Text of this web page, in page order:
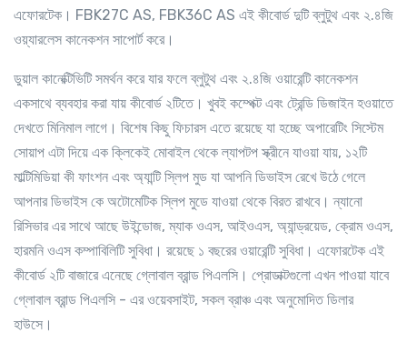
এফোরটেক। FBK27C AS, FBK36C AS এই কীবোর্ড দুটি ব্লুটুথ এবং ২.৪জি
ওয়্যারলেস কানেকশন সাপোর্ট করে।
ডুয়াল কানেক্টিভিটি সমর্থন করে যার ফলে ব্লুটুথ এবং ২.৪জি ওয়ারেন্টি কানেকশন
একসাথে ব্যবহার করা যায় কীবোর্ড ২টিতে। খুবই কম্পেক্ট এবং ট্রেন্ডি ডিজাইন হওয়াতে
দেখতে মিনিমাল লাগে। বিশেষ কিছু ফিচারস এতে রয়েছে যা হচ্ছে অপারেটিং সিস্টেম
সোয়াপ এটা দিয়ে এক ক্লিকেই মোবাইল থেকে ল্যাপটপ স্ক্রীনে যাওয়া যায়, ১২টি
মাল্টিমিডিয়া কী ফাংশন এবং অ্যান্টি স্লিপ মুড যা আপনি ডিভাইস রেখে উঠে গেলে
আপনার ডিভাইস কে অটোমেটিক স্লিপ মুডে যাওয়া থেকে বিরত রাখবে। ন্যানো
রিসিভার এর সাথে আছে উইন্ডোজ, ম্যাক ওএস, আইওএস, অ্যান্ড্রয়েড, ক্রোম ওএস,
হারমনি ওএস কম্পাবিলিটি সুবিধা। রয়েছে ১ বছরের ওয়ারেন্টি সুবিধা। এফোরটেক এই
কীবোর্ড ২টি বাজারে এনেছে গ্লোবাল ব্রান্ড পিএলসি। প্রোডাক্টগুলো এখন পাওয়া যাবে
গ্লোবাল ব্রান্ড পিএলসি - এর ওয়েবসাইট, সকল ব্রাঞ্চ এবং অনুমোদিত ডিলার
হাউসে।